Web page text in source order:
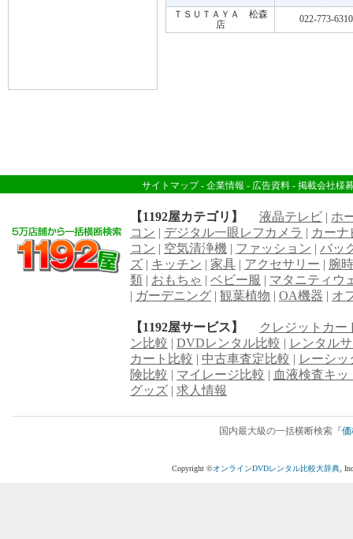
ＴＳＵＴＡＹＡ 松森
店
022-773-6310
サイトマップ- 企業情報 - 広告資料 - 掲載会社様
【1192屋カテゴリ】 液晶テレビ | ホ
コン | デジタル一眼レフカメラ | カーナ
コン | 空気清浄機 | ファッション | バッ
ズ | キッチン | 家具 | アクセサリー | 腕
類 | おもちゃ | ベビー服 | マタニティウ
| ガーデニング | 観葉植物 | OA機器 | オ
【1192屋サービス】
クレジットカー
ン比較 | DVDレンタル比較 | レンタル
カート比較 | 中古車査定比較 | レーシッ
険比較 | マイレージ比較 | 血液検査キッ
グッズ | 求人情報
国内最大級の一括横断検索『価
Copyright ©オンラインDVDレンタル比較大辞典 ,